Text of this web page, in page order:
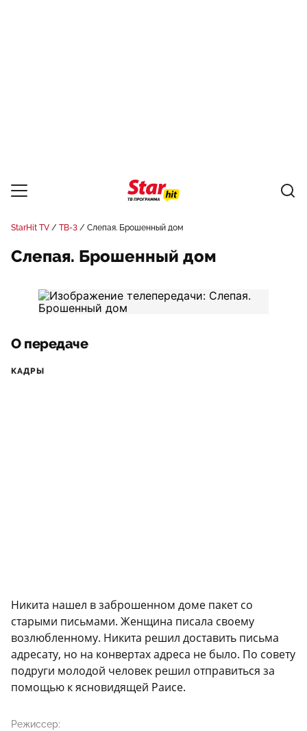
StarHit TV ТВ-3 Слепая. Брошенный дом
Слепая. Брошенный дом
О передаче
КАДРЫ
Никита нашел в заброшенном доме пакет со
старыми письмами. Женщина писала своему
возлюбленному. Никита решил доставить письма
адресату, но на конвертах адреса не было. По совету
подруги молодой человек решил отправиться за
помощью к ясновидящей Раисе.
Режиссер: